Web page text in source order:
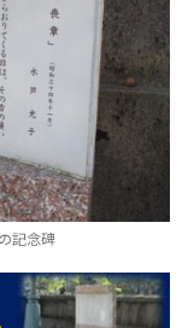
記念碑